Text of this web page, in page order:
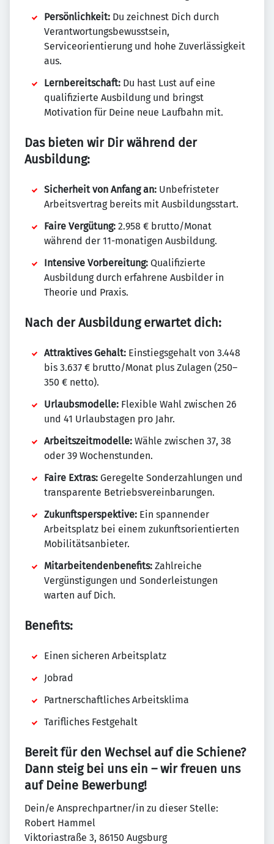
Persönlichkeit: Du zeichnest Dich durch
Verantwortungsbewusstsein,
Serviceorientierung und hohe Zuverlässigkeit
aus.
Lernbereitschaft: Du hast Lust auf eine
qualifizierte Ausbildung und bringst
Motivation für Deine neue Laufbahn mit.
Das bieten wir Dir während der
Ausbildung:
Sicherheit von Anfang an: Unbefristeter
Arbeitsvertrag bereits mit Ausbildungsstart.
Faire Vergütung: 2.958 € brutto/Monat
während der 11-monatigen Ausbildung.
Intensive Vorbereitung: Qualifizierte
Ausbildung durch erfahrene Ausbilder in
Theorie und Praxis.
Nach der Ausbildung erwartet dich:
Attraktives Gehalt: Einstiegsgehalt von 3.448
bis 3.637 € brutto/Monat plus Zulagen (250–
350 € netto).
Urlaubsmodelle: Flexible Wahl zwischen 26
und 41 Urlaubstagen pro Jahr.
Arbeitszeitmodelle: Wähle zwischen 37, 38
oder 39 Wochenstunden.
Faire Extras: Geregelte Sonderzahlungen und
transparente Betriebsvereinbarungen.
Zukunftsperspektive: Ein spannender
Arbeitsplatz bei einem zukunftsorientierten
Mobilitätsanbieter.
Mitarbeitendenbenefits: Zahlreiche
Vergünstigungen und Sonderleistungen
warten auf Dich.
Benefits:
Einen sicheren Arbeitsplatz
Jobrad
Partnerschaftliches Arbeitsklima
Tarifliches Festgehalt
Bereit für den Wechsel auf die Schiene?
Dann steig bei uns ein – wir freuen uns
auf Deine Bewerbung!
Dein/e Ansprechpartner/in zu dieser Stelle:
Robert Hammel
Viktoriastraße 3, 86150 Augsburg